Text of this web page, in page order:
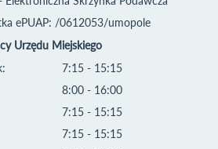
ePUAP: /0612053/umopole
Urzędu Miejskiego
7:15 - 15:15
8:00 - 16:00
7:15 - 15:15
7:15 - 15:15